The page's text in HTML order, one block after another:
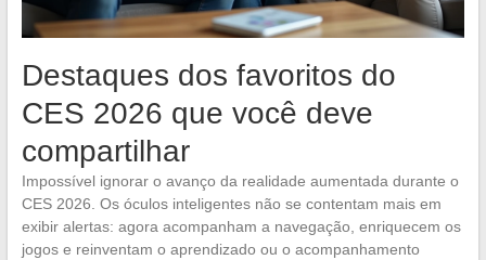
Destaques dos favoritos do
CES 2026 que você deve
compartilhar
Impossível ignorar o avanço da realidade aumentada durante o
CES 2026. Os óculos inteligentes não se contentam mais em
exibir alertas: agora acompanham a navegação, enriquecem os
jogos e reinventam o aprendizado ou o acompanhamento